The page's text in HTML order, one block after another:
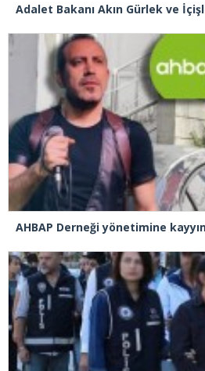
AHBAP Derneği yönetimine